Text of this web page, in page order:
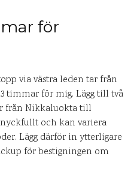
för
via västra leden tar från
timmar för mig. Lägg till två
från Nikkaluokta till
och kan variera
Lägg därför in ytterligare
för bestigningen om